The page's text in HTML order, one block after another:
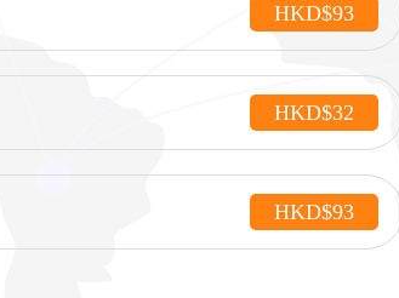
HKD$93
HKD$32
HKD$93